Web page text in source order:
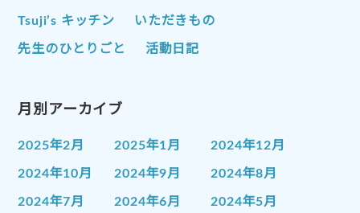
Tsuji’s キッチン いただきもの
先生のひとりごと 活動日記
月別アーカイブ
2025年2月 2025年1月 2024年12月
2024年10月 2024年9月 2024年8月
2024年7月 2024年6月 2024年5月